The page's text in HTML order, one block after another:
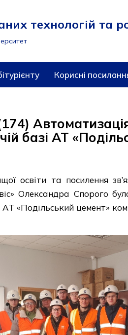
технологій та
Корисні
базі АТ
освіти та посилення
Олександра Спорого
АТ «Подільський цемент»